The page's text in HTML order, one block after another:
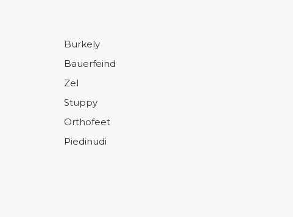
Burkely
Bauerfeind
Zel
Stuppy
Orthofeet
Piedinudi